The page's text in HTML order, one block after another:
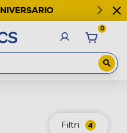
0
Filtri 4